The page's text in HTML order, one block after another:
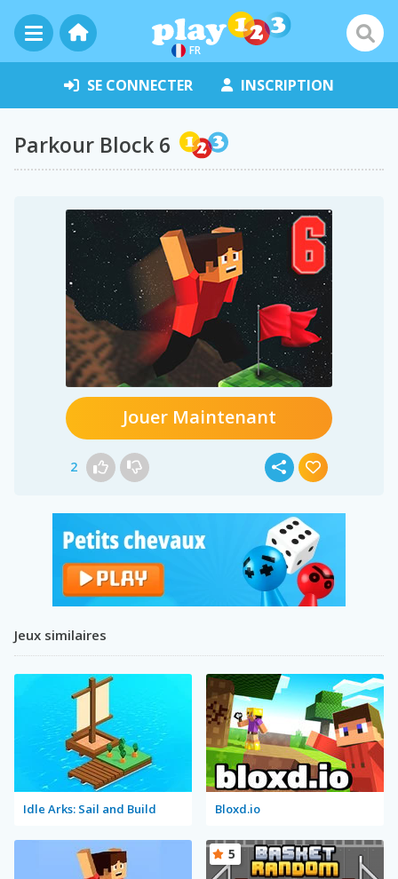
FR
SE CONNECTER INSCRIPTION
Parkour Block 6
Jouer Maintenant
2
Jeux similaires
Idle Arks: Sail and Build Bloxd.io
5